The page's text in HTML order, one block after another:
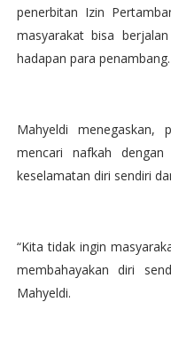
penerbitan Izin
masyarakat bisa
hadapan para penambang.
Mahyeldi menegaskan,
mencari nafkah
keselamatan diri sendiri
“Kita tidak ingin
membahayakan diri
Mahyeldi.